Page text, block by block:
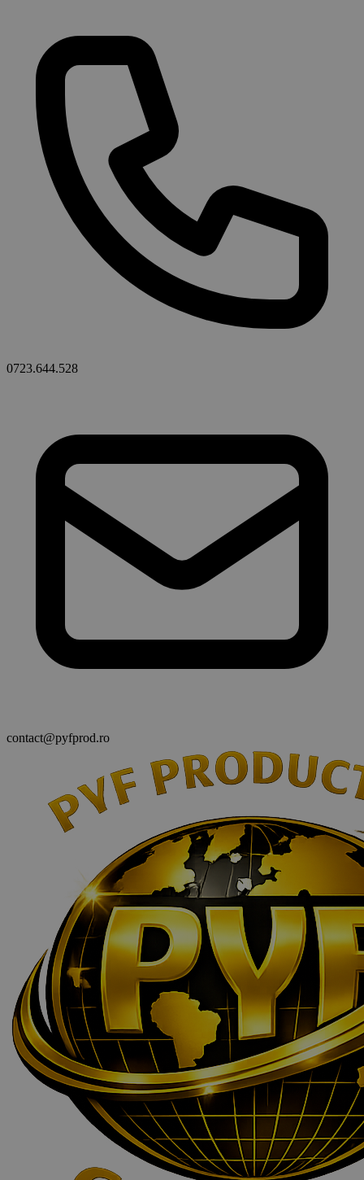
0723.644.528
contact@pyfprod.ro